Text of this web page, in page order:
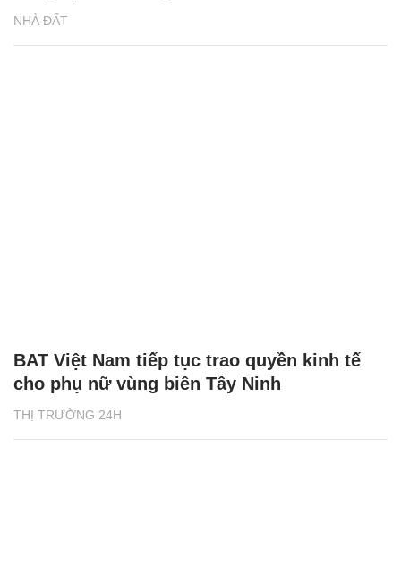
NHÀ ĐẤT
THỊ TRƯỜNG 24H
BAT Việt Nam tiếp tục trao quyền kinh tế
cho phụ nữ vùng biên Tây Ninh